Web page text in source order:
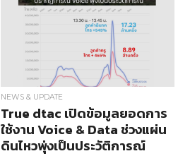
NEWS & UPDATE
True dtac เปิดข้อมูลยอดการ
ใช้งาน Voice & Data ช่วงแผ่น
ดินไหวพุ่งเป็นประวัติการณ์